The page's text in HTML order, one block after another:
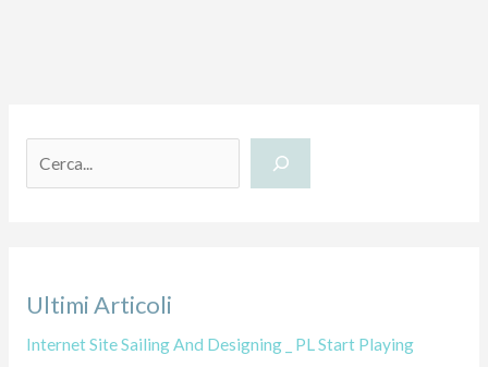
r
Ultimi Articoli
Internet Site Sailing And Designing _ PL Start Playing